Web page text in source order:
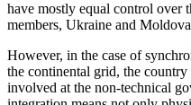
have mostly equal control over
members, Ukraine and
However, in the case of
the continental grid, the
involved at the non-technical